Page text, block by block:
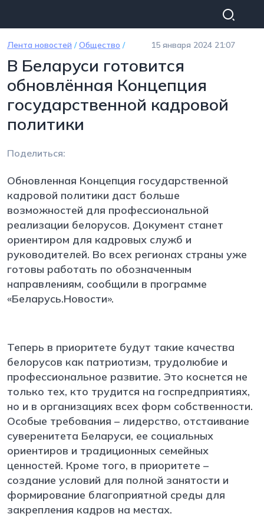
Лента новостей /Общество / 15 января 2024 21:07
В Беларуси готовится
обновлённая Концепция
государственной кадровой
политики
Поделиться:
Обновленная Концепция государственной
кадровой политики даст больше
возможностей для профессиональной
реализации белорусов. Документ станет
ориентиром для кадровых служб и
руководителей. Во всех регионах страны уже
готовы работать по обозначенным
направлениям, сообщили в программе
«Беларусь.Новости».
Теперь в приоритете будут такие качества
белорусов как патриотизм, трудолюбие и
профессиональное развитие. Это коснется не
только тех, кто трудится на госпредприятиях,
но и в организациях всех форм собственности.
Особые требования – лидерство, отстаивание
суверенитета Беларуси, ее социальных
ориентиров и традиционных семейных
ценностей. Кроме того, в приоритете –
создание условий для полной занятости и
формирование благоприятной среды для
закрепления кадров на местах.